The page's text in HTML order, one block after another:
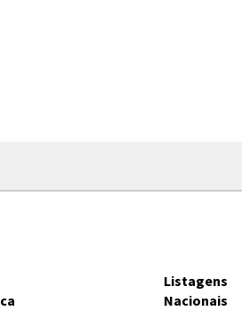
Listagens
Nacionais